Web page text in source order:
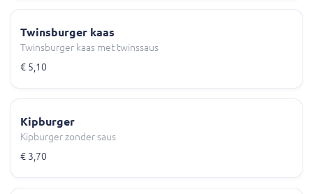
Twinsburger kaas
Twinsburger kaas met twinssaus
€ 5,10
Kipburger
Kipburger zonder saus
€ 3,70